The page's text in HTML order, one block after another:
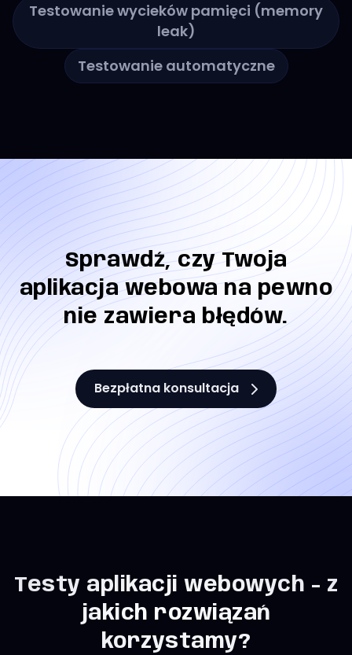
Testowanie wycieków pamięci (memory
leak)
Testowanie automatyczne
Sprawdź, czy Twoja
aplikacja webowa na pewno
nie zawiera błędów.
Bezpłatna konsultacja
Testy aplikacji webowych - z
jakich rozwiązań
korzystamy?